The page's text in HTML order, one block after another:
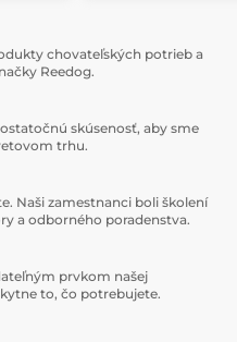
chovateľských potrieb a
Reedog.
skúsenosť, aby sme
trhu.
Naši zamestnanci boli školení
a odborného poradenstva.
prvkom našej
to, čo potrebujete.